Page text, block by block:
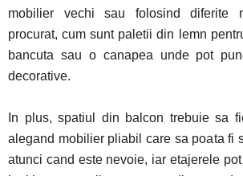
mobilier vechi sau folosind diferite
procurat, cum sunt paletii din lemn
bancuta sau o canapea unde pot
decorative.
In plus, spatiul din balcon trebuie sa
alegand mobilier pliabil care sa poata fi
atunci cand este nevoie, iar etajerele